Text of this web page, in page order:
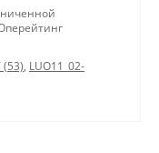
(53), LUO11_02-